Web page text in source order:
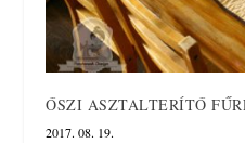
ŐSZI ASZTALTERÍTŐ
2017. 08. 19.